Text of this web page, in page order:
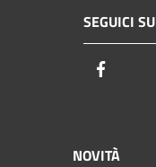
SEGUICI SU
NOVITÀ